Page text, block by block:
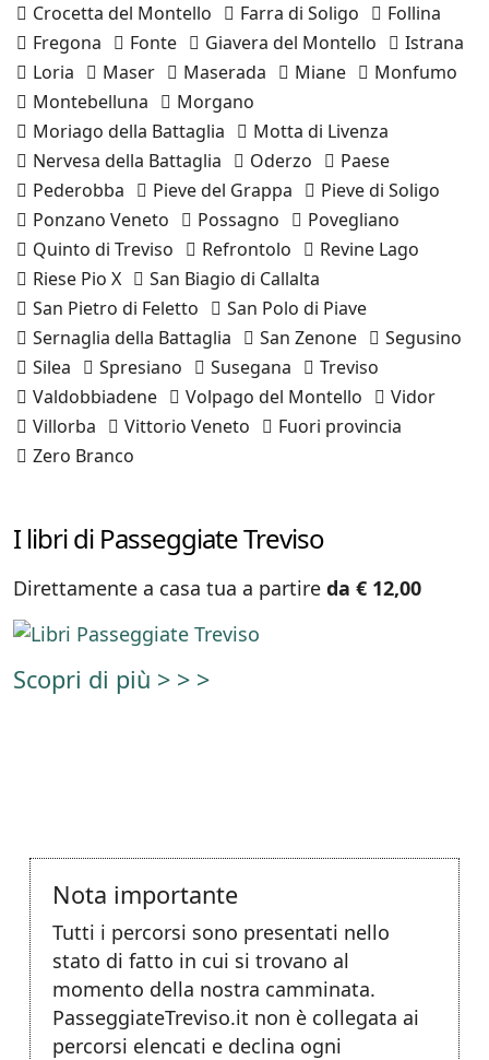
Crocetta del Montello
Farra di Soligo
Follina
Fregona
Fonte Giavera del Montello
Istrana
Loria
Maser Maserada Miane
Monfumo
Montebelluna
Morgano
Moriago della Battaglia
Motta di Livenza
Nervesa della Battaglia
Oderzo
Paese
Pederobba
Pieve del Grappa
Pieve di Soligo
Ponzano Veneto
Possagno
Povegliano
Quinto di Treviso
Refrontolo
Revine Lago
Riese Pio X
San Biagio di Callalta
San Pietro di Feletto
San Polo di Piave
Sernaglia della Battaglia
San Zenone
Segusino
Silea
Spresiano Susegana
Treviso
Valdobbiadene
Volpago del Montello
Vidor
Villorba
Vittorio Veneto
Fuori provincia
Zero Branco
I libri di Passeggiate Treviso
Direttamente a casa tua a partire da € 12,00
Scopri di più > > >
Nota importante
Tutti i percorsi sono presentati nello
stato di fatto in cui si trovano al
momento della nostra camminata.
PasseggiateTreviso.it non è collegata ai
percorsi elencati e declina ogni